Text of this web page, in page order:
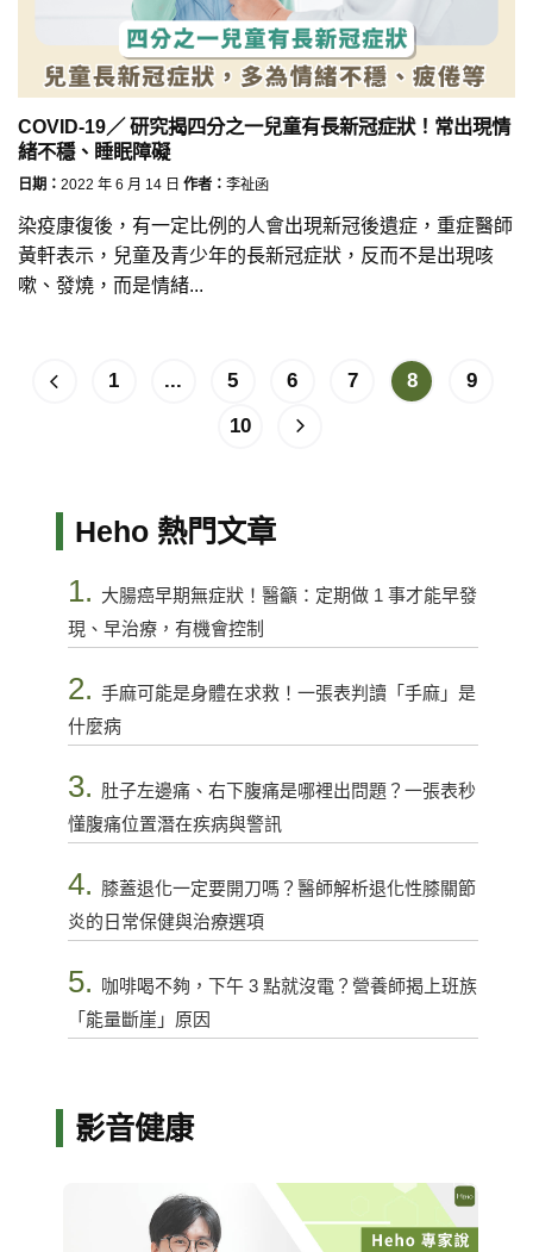
COVID-19／ 研究揭四分之一兒童有長新冠症狀！常出現情
緒不穩、睡眠障礙
日期： 2022 年 6 月 14 日 作者： 李祉函
染疫康復後，有一定比例的人會出現新冠後遺症，重症醫師
黃軒表示，兒童及青少年的長新冠症狀，反而不是出現咳
嗽、發燒，而是情緒...
1 ... 5 6 7 8
9
10
Heho 熱門文章
1. 大腸癌早期無症狀！醫籲：定期做 1 事才能早發
現、早治療，有機會控制
2. 手麻可能是身體在求救！一張表判讀「手麻」是
什麼病
3. 肚子左邊痛、右下腹痛是哪裡出問題？一張表秒
懂腹痛位置潛在疾病與警訊
4. 膝蓋退化一定要開刀嗎？醫師解析退化性膝關節
炎的日常保健與治療選項
5.
咖啡喝不夠，下午 3 點就沒電？營養師揭上班族
「能量斷崖」原因
影音健康